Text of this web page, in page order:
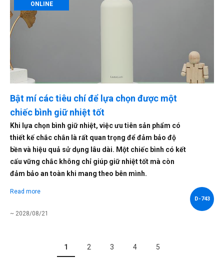
ONLINE
Bật mí các tiêu chí để lựa chọn được một
chiếc bình giữ nhiệt tốt
​Khi lựa chọn bình giữ nhiệt, việc ưu tiên sản phẩm có
thiết kế chắc chắn là rất quan trọng để đảm bảo độ
bền và hiệu quả sử dụng lâu dài. Một chiếc bình có kết
cấu vững chắc không chỉ giúp giữ nhiệt tốt mà còn
đảm bảo an toàn khi mang theo bên mình.
Read more
~ 2028/08/21
D-743
1 2 3 4 5